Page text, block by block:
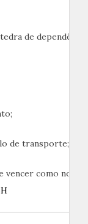
de dependência
de transporte;
vencer como novas